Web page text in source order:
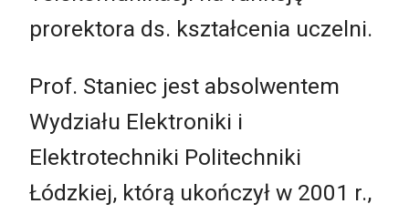
prorektora ds. kształcenia uczelni.
Prof. Staniec jest absolwentem
Wydziału Elektroniki i
Elektrotechniki Politechniki
Łódzkiej, którą ukończył w 2001 r.,